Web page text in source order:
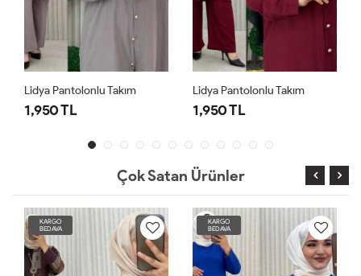
Lidya Pantolonlu Takım
1,950 TL
Lidya Pantolonlu Takım
1,950 TL
Çok Satan Ürünler
KARGO
BEDAVA
KARGO
BEDAVA